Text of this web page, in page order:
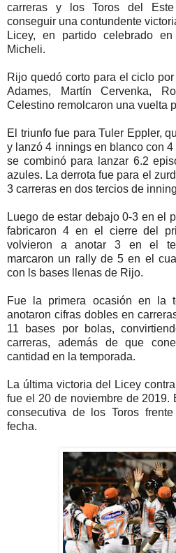
carreras y los Toros del
conseguir una contundente
Licey, en partido celebrado
Micheli.
Rijo quedó corto para el ciclo
Adames, Martín Cervenka,
Celestino remolcaron una vuelta
El triunfo fue para Tuler Eppler,
y lanzó 4 innings en blanco con
se combinó para lanzar 6.2
azules. La derrota fue para el
3 carreras en dos tercios de
Luego de estar debajo 0-3 en el
fabricaron 4 en el cierre del
volvieron a anotar 3 en el
marcaron un rally de 5 en el
con ls bases llenas de Rijo.
Fue la primera ocasión en la
anotaron cifras dobles en
11 bases por bolas,
carreras, además de que
cantidad en la temporada.
La última victoria del Licey
fue el 20 de noviembre de 2019.
consecutiva de los Toros
fecha.